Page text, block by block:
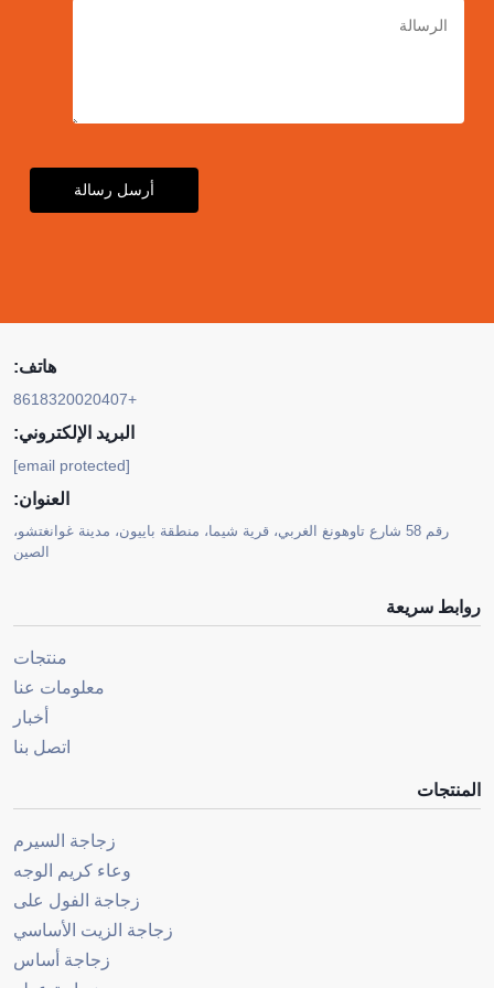
أرسل رسالة
هاتف:
+8618320020407
البريد الإلكتروني:
[email protected]
العنوان:
رقم 58 شارع تاوهونغ الغربي، قرية شيما، منطقة باييون، مدينة غوانغتشو،
الصين
روابط سريعة
منتجات
معلومات عنا
أخبار
اتصل بنا
المنتجات
زجاجة السيرم
وعاء كريم الوجه
زجاجة الفول على
زجاجة الزيت الأساسي
زجاجة أساس